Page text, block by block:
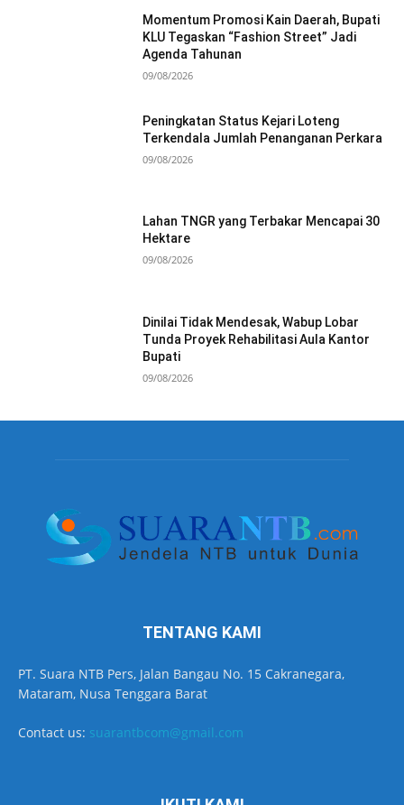
Momentum Promosi Kain Daerah, Bupati
KLU Tegaskan “Fashion Street” Jadi
Agenda Tahunan
09/08/2026
Peningkatan Status Kejari Loteng
Terkendala Jumlah Penanganan Perkara
09/08/2026
Lahan TNGR yang Terbakar Mencapai 30
Hektare
09/08/2026
Dinilai Tidak Mendesak, Wabup Lobar
Tunda Proyek Rehabilitasi Aula Kantor
Bupati
09/08/2026
TENTANG KAMI
PT. Suara NTB Pers, Jalan Bangau No. 15 Cakranegara,
Mataram, Nusa Tenggara Barat
Contact us: suarantbcom@gmail.com